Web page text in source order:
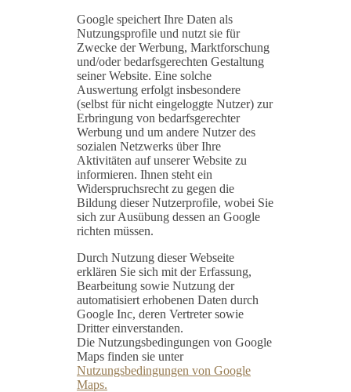
Google speichert Ihre Daten als
Nutzungsprofile und nutzt sie für
Zwecke der Werbung, Marktforschung
und/oder bedarfsgerechten Gestaltung
seiner Website. Eine solche
Auswertung erfolgt insbesondere
(selbst für nicht eingeloggte Nutzer) zur
Erbringung von bedarfsgerechter
Werbung und um andere Nutzer des
sozialen Netzwerks über Ihre
Aktivitäten auf unserer Website zu
informieren. Ihnen steht ein
Widerspruchsrecht zu gegen die
Bildung dieser Nutzerprofile, wobei Sie
sich zur Ausübung dessen an Google
richten müssen.
Durch Nutzung dieser Webseite
erklären Sie sich mit der Erfassung,
Bearbeitung sowie Nutzung der
automatisiert erhobenen Daten durch
Google Inc, deren Vertreter sowie
Dritter einverstanden.
Die Nutzungsbedingungen von Google
Maps finden sie unter
Nutzungsbedingungen von Google
Maps.